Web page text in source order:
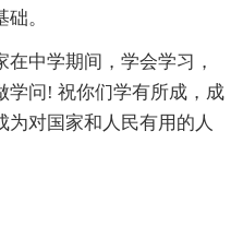
。
中学期间，学会学习，
学问! 祝你们学有所成，成
对国家和人民有用的人